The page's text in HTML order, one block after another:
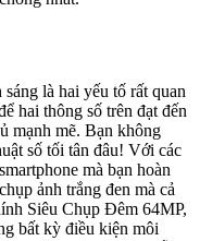
là hai yếu tố rất quan
hai thông số trên đạt đến
mạnh mẽ. Bạn không
số tối tân đâu! Với các
mà bạn hoàn
ảnh trắng đen mà cả
Siêu Chụp Đêm 64MP,
bất kỳ điều kiện môi